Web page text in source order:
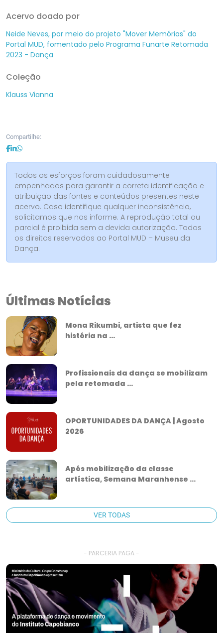
Acervo doado por
Neide Neves, por meio do projeto "Mover Memórias" do
Portal MUD, fomentado pelo Programa Funarte Retomada
2023 - Dança
Coleção
Klauss Vianna
Compartilhe:
Todos os esforços foram cuidadosamente
empenhados para garantir a correta identificação e
atribuição das fontes e conteúdos presentes neste
acervo. Caso identifique qualquer inconsistência,
solicitamos que nos informe. A reprodução total ou
parcial é proibida sem a devida autorização. Todos
os direitos reservados ao Portal MUD – Museu da
Dança.
Últimas Notícias
Mona Rikumbi, artista que fez
história na ...
Profissionais da dança se mobilizam
pela retomada ...
OPORTUNIDADES DA DANÇA | Agosto
2026
Após mobilização da classe
artística, Semana Maranhense ...
VER TODAS
- PARCERIA PAGA -